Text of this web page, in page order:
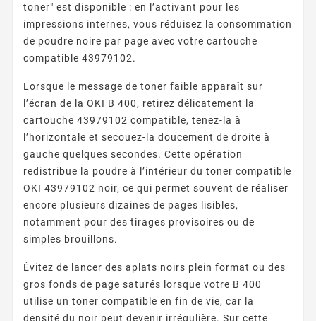
toner" est disponible : en l’activant pour les
impressions internes, vous réduisez la consommation
de poudre noire par page avec votre cartouche
compatible 43979102.
Lorsque le message de toner faible apparaît sur
l’écran de la OKI B 400, retirez délicatement la
cartouche 43979102 compatible, tenez-la à
l’horizontale et secouez-la doucement de droite à
gauche quelques secondes. Cette opération
redistribue la poudre à l’intérieur du toner compatible
OKI 43979102 noir, ce qui permet souvent de réaliser
encore plusieurs dizaines de pages lisibles,
notamment pour des tirages provisoires ou de
simples brouillons.
Évitez de lancer des aplats noirs plein format ou des
gros fonds de page saturés lorsque votre B 400
utilise un toner compatible en fin de vie, car la
densité du noir peut devenir irrégulière. Sur cette